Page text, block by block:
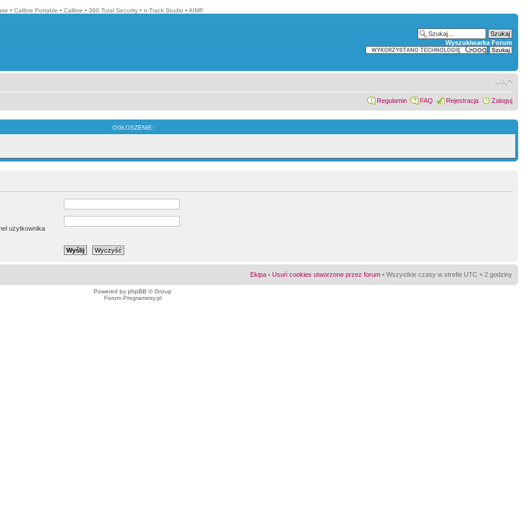
• Calibre Portable • Calibre • 360 Total Security • n-Track Studio • AIMP
Wyszukiwarka Forum
Regulamin FAQ Rejestracja Zaloguj
OGŁOSZENIE:
użytkownika
Ekipa • Usuń cookies utworzone przez forum • Wszystkie czasy w strefie UTC + 2 godziny
Powered by phpBB © Group
Forum Programosy.pl